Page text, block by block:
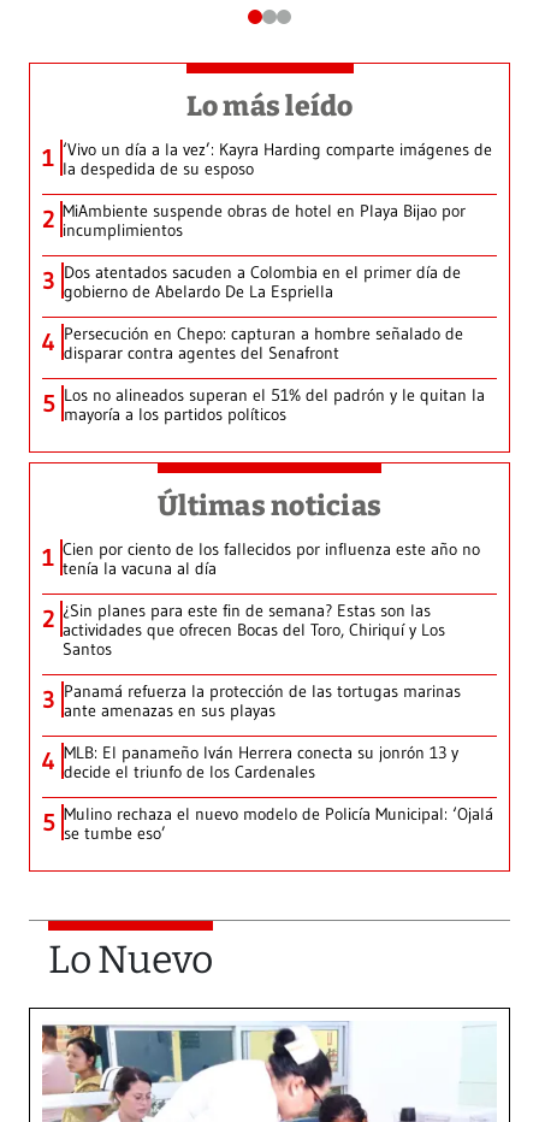
Lo más leído
1 ‘Vivo un día a la vez’: Kayra Harding comparte imágenes de
la despedida de su esposo
2 MiAmbiente suspende obras de hotel en Playa Bijao por
incumplimientos
3 Dos atentados sacuden a Colombia en el primer día de
gobierno de Abelardo De La Espriella
4 Persecución en Chepo: capturan a hombre señalado de
disparar contra agentes del Senafront
5 Los no alineados superan el 51% del padrón y le quitan la
mayoría a los partidos políticos
Últimas noticias
1 Cien por ciento de los fallecidos por influenza este año no
tenía la vacuna al día
2 ¿Sin planes para este fin de semana? Estas son las
actividades que ofrecen Bocas del Toro, Chiriquí y Los
Santos
3 Panamá refuerza la protección de las tortugas marinas
ante amenazas en sus playas
4 MLB: El panameño Iván Herrera conecta su jonrón 13 y
decide el triunfo de los Cardenales
5 Mulino rechaza el nuevo modelo de Policía Municipal: ‘Ojalá
se tumbe eso’
Lo Nuevo